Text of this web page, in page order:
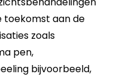
toekomst aan de
zoals
pen,
bijvoorbeeld,